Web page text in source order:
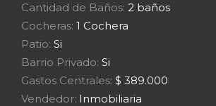
Cantidad de Baños: 2 baños
Cocheras: 1 Cochera
Patio: Si
Barrio Privado: Si
Gastos Centrales: $ 389.000
Vendedor: Inmobiliaria